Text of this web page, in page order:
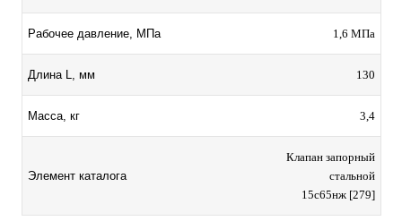
Рабочее давление, МПа 1,6 МПа
Длина L, мм 130
Масса, кг 3,4
Элемент каталога
Клапан запорный
стальной
15с65нж [279]